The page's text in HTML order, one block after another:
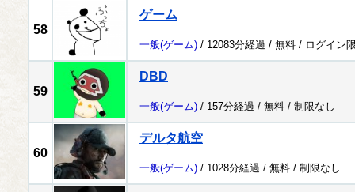
58
ゲーム
一般(ゲーム) / 12083分経過 / 無料 / ログイン
59
DBD
一般(ゲーム) / 157分経過 / 無料 / 制限なし
60
デルタ航空
一般(ゲーム) / 1028分経過 / 無料 / 制限なし